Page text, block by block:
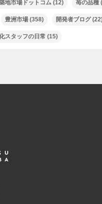
地市場ドットコム(12) 苺の品種
豊洲市場(358) 開発者ブログ
スタッフの日常 (15)